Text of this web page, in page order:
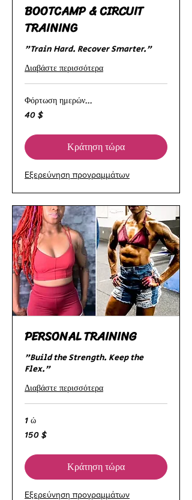
BOOTCAMP & CIRCUIT
TRAINING
"Train Hard. Recover Smarter."
Διαβάστε περισσότερα
Φόρτωση ημερών...
40
δολάρια
40 $
Κράτηση τώρα
Εξερεύνηση προγραμμάτων
PERSONAL TRAINING
"Build the Strength. Keep the
Flex."
Διαβάστε περισσότερα
1 ώ
150
δολάρια
150 $
Κράτηση τώρα
Εξερεύνηση προγραμμάτων